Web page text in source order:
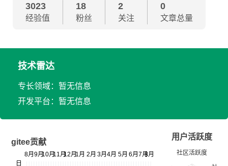
3023
经验值
18
粉丝
2
关注
0
文章总量
技术雷达
专长领域：暂无信息
开发平台：暂无信息
gitee贡献
用户活跃度